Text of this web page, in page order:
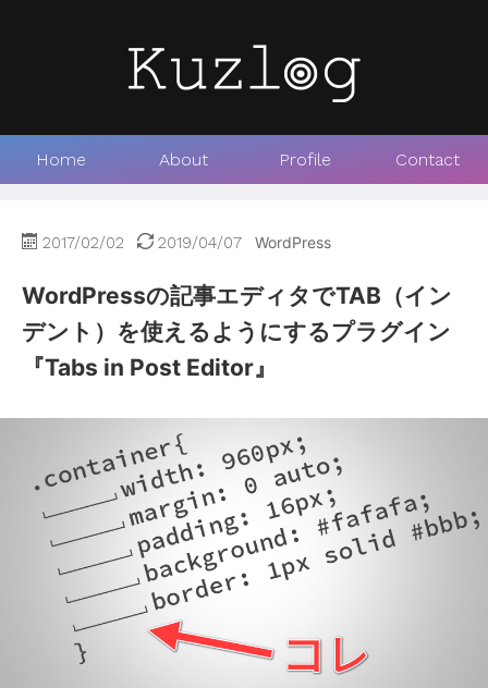
Home About Profile Contact
2017/02/02 2019/04/07 WordPress
WordPressの記事エディタでTAB（イン
デント）を使えるようにするプラグイン
『Tabs in Post Editor』